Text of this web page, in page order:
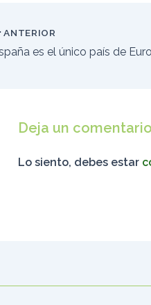
ANTERIOR
Deja un comentario
Lo siento, debes estar